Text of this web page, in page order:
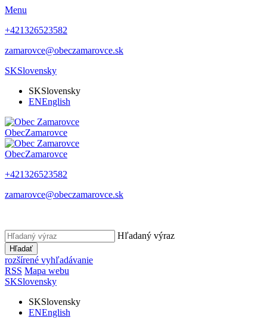
Menu
+421326523582
zamarovce@obeczamarovce.sk
SKSlovensky
SKSlovensky
ENEnglish
ObecZamarovce
ObecZamarovce
+421326523582
zamarovce@obeczamarovce.sk
Hľadaný výraz
Hľadať
rozšírené vyhľadávanie
RSS Mapa webu
SKSlovensky
SKSlovensky
ENEnglish